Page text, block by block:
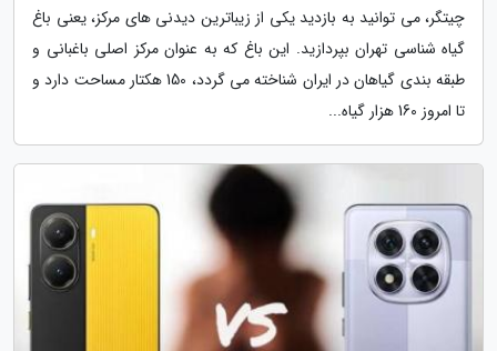
چیتگر، می توانید به بازدید یکی از زیباترین دیدنی های مرکز، یعنی باغ
گیاه شناسی تهران بپردازید. این باغ که به عنوان مرکز اصلی باغبانی و
طبقه بندی گیاهان در ایران شناخته می گردد، 150 هکتار مساحت دارد و
تا امروز 160 هزار گیاه...